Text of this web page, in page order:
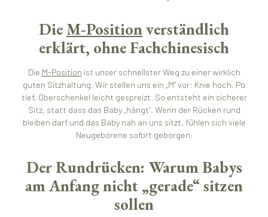
Die M-Positionverständlich
erklärt, ohne Fachchinesisch
Die M-Position ist unser schnellster Weg zu einer wirklich
guten Sitzhaltung. Wir stellen uns ein „M“ vor: Knie hoch, Po
tief, Oberschenkel leicht gespreizt. So entsteht ein sicherer
Sitz, statt dass das Baby „hängt“. Wenn der Rücken rund
bleiben darf und das Baby nah an uns sitzt, fühlen sich viele
Neugeborene sofort geborgen.
Der Rundrücken: Warum Babys
am Anfang nicht „gerade“ sitzen
sollen